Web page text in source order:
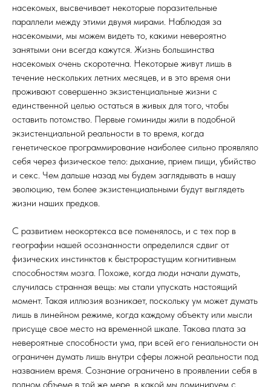
насекомых, высвечивает некоторые поразительные
параллели между этими двумя мирами. Наблюдая за
насекомыми, мы можем видеть то, какими невероятно
занятыми они всегда кажутся. Жизнь большинства
насекомых очень скоротечна. Некоторые живут лишь в
течение нескольких летних месяцев, и в это время они
проживают совершенно экзистенциальные жизни с
единственной целью остаться в живых для того, чтобы
оставить потомство. Первые гоминиды жили в подобной
экзистенциальной реальности в то время, когда
генетическое программирование наиболее сильно проявляло
себя через физическое тело: дыхание, прием пищи, убийство
и секс. Чем дальше назад мы будем заглядывать в нашу
эволюцию, тем более экзистенциальными будут выглядеть
жизни наших предков.
С развитием неокортекса все поменялось, и с тех пор в
географии нашей осознанности определился сдвиг от
физических инстинктов к быстрорастущим когнитивным
способностям мозга. Похоже, когда люди начали думать,
случилась странная вещь: мы стали упускать настоящий
момент. Такая иллюзия возникает, поскольку ум может думать
лишь в линейном режиме, когда каждому объекту или мысли
присуще свое место на временной шкале. Такова плата за
невероятные способности ума, при всей его гениальности он
ограничен думать лишь внутри сферы ложной реальности под
названием время. Сознание ограничено в проявлении себя в
полном объеме в той же мере, в какой мы доминируем с